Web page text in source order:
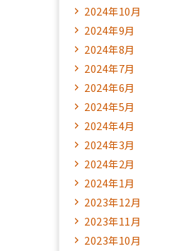
2024年10月
2024年9月
2024年8月
2024年7月
2024年6月
2024年5月
2024年4月
2024年3月
2024年2月
2024年1月
2023年12月
2023年11月
2023年10月